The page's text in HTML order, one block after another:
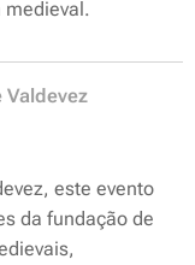
Valdevez
este evento
da fundação de